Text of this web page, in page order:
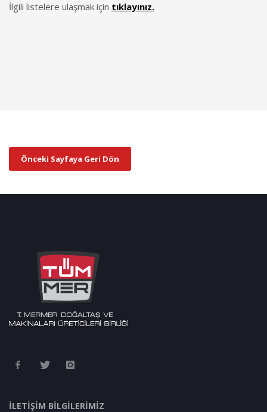
İlgili listelere ulaşmak için tıklayınız.
İLETİŞİM BİLGİLERİMİZ